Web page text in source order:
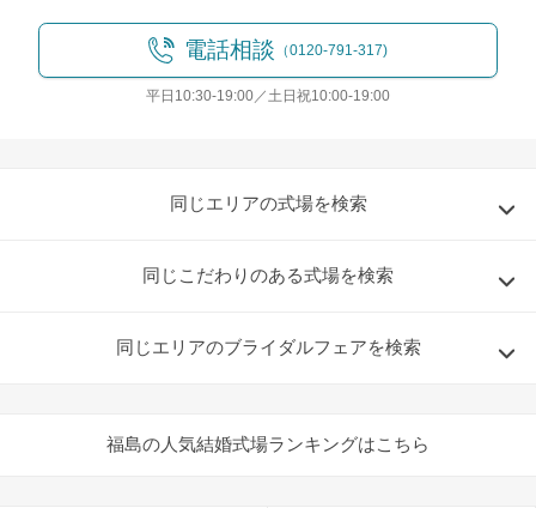
電話相談 （0120-791-317)
平日10:30-19:00／土日祝10:00-19:00
同じエリアの式場を検索
同じこだわりのある式場を検索
同じエリアのブライダルフェアを検索
福島の人気結婚式場ランキングはこちら